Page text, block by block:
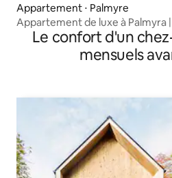
Appartement ⋅ Palmyre
Appartement de luxe à Palmyra
de Cumora
Le confort d'un
mensuels